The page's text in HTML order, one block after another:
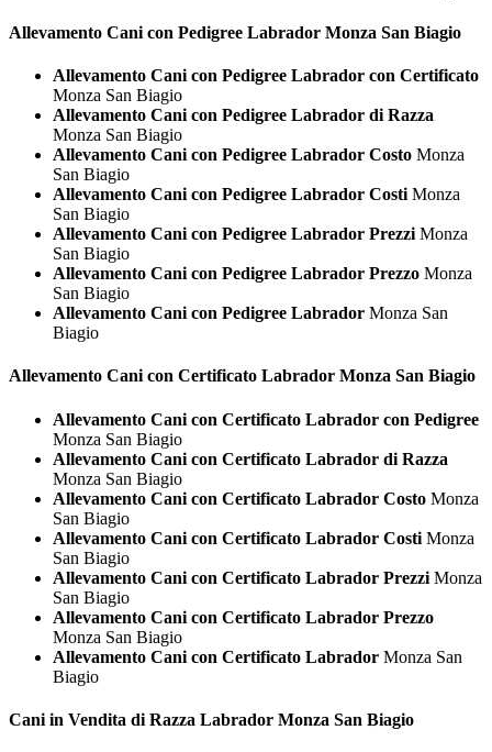
Allevamento Cani con Pedigree Labrador Monza San Biagio
Allevamento Cani con Pedigree Labrador con Certificato
Monza San Biagio
Allevamento Cani con Pedigree Labrador di Razza
Monza San Biagio
Allevamento Cani con Pedigree Labrador Costo Monza
San Biagio
Allevamento Cani con Pedigree Labrador Costi Monza
San Biagio
Allevamento Cani con Pedigree Labrador Prezzi Monza
San Biagio
Allevamento Cani con Pedigree Labrador Prezzo Monza
San Biagio
Allevamento Cani con Pedigree Labrador Monza San
Biagio
Allevamento Cani con Certificato Labrador Monza San Biagio
Allevamento Cani con Certificato Labrador con Pedigree
Monza San Biagio
Allevamento Cani con Certificato Labrador di Razza
Monza San Biagio
Allevamento Cani con Certificato Labrador Costo Monza
San Biagio
Allevamento Cani con Certificato Labrador Costi Monza
San Biagio
Allevamento Cani con Certificato Labrador Prezzi Monza
San Biagio
Allevamento Cani con Certificato Labrador Prezzo
Monza San Biagio
Allevamento Cani con Certificato Labrador Monza San
Biagio
Cani in Vendita di Razza Labrador Monza San Biagio